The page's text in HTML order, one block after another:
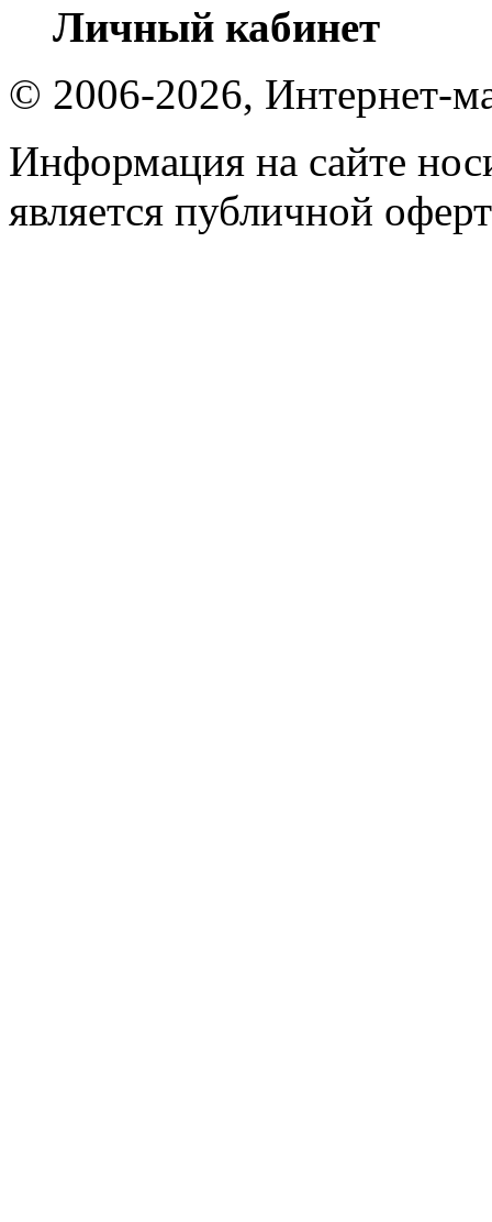
Личный кабинет
© 2006-2026, Интернет-
Информация на сайте
является публичной